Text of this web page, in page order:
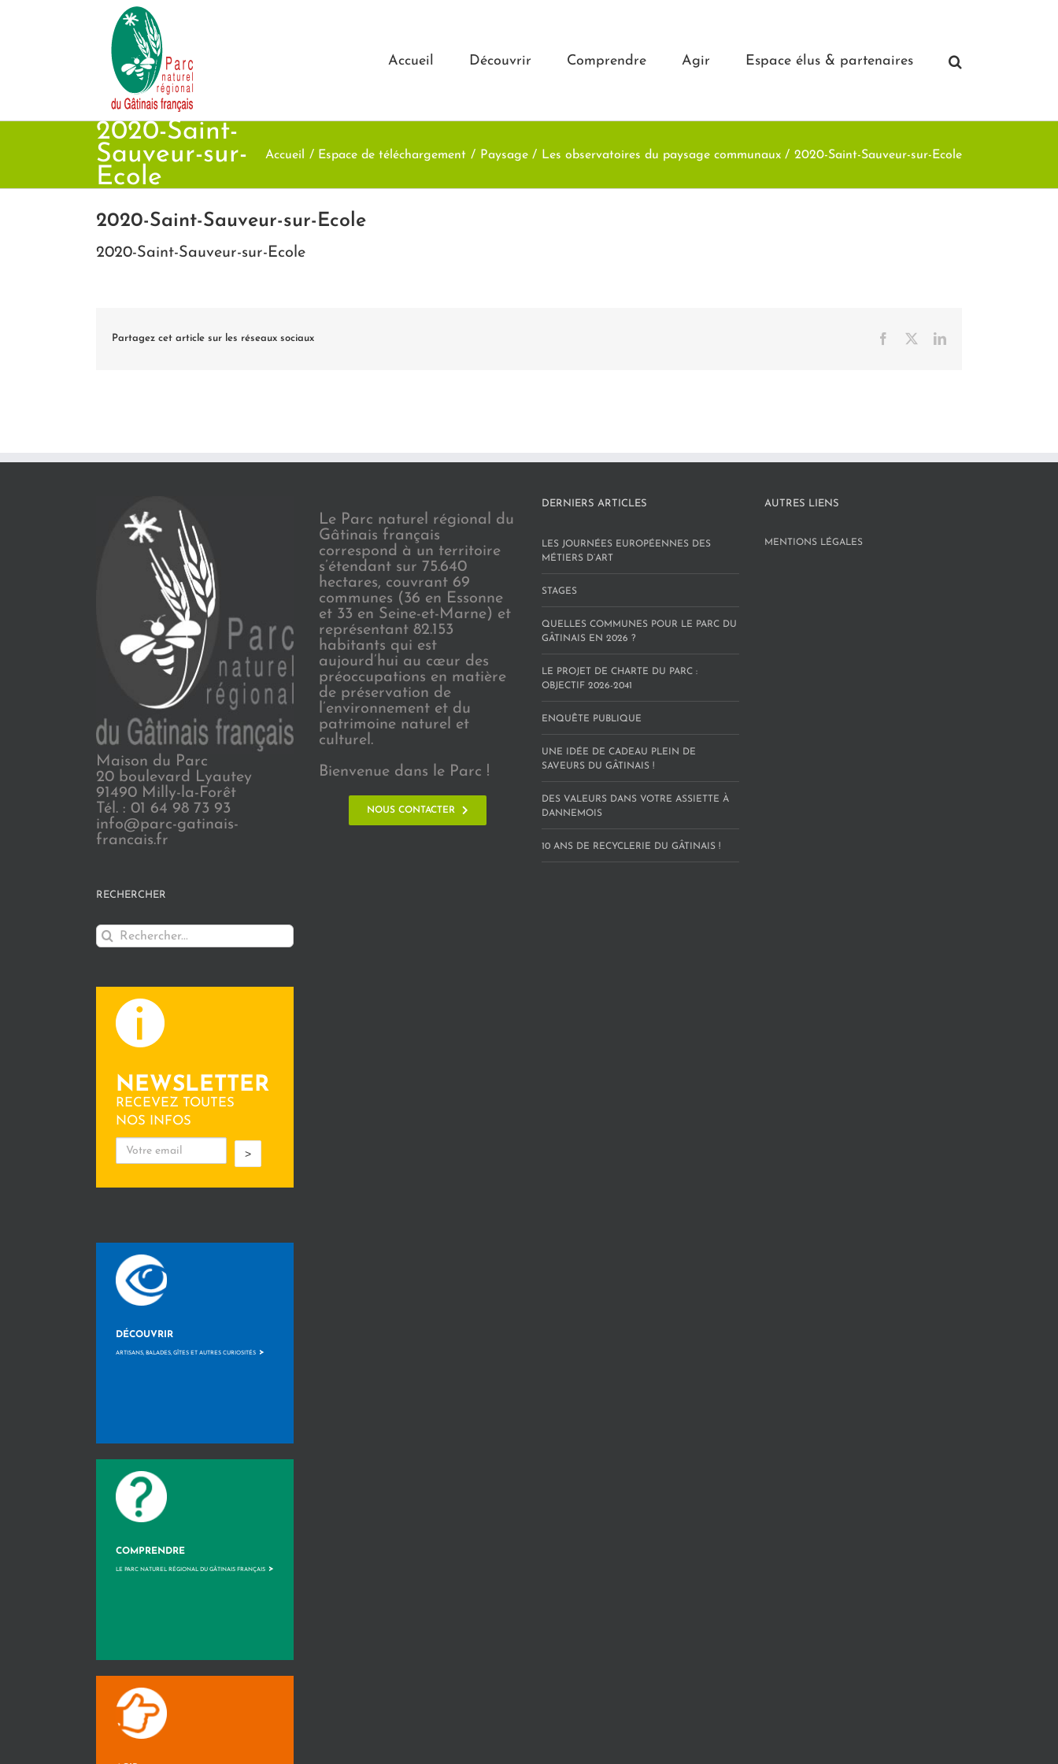
Accueil Découvrir Comprendre Agir Espace élus & partenaires
2020-Saint-
Sauveur-sur-
Ecole
Accueil Espace de téléchargement Paysage Les observatoires du paysage communaux 2020-Saint-Sauveur-sur-Ecole
2020-Saint-Sauveur-sur-Ecole
2020-Saint-Sauveur-sur-Ecole
Partagez cet article sur les réseaux sociaux Facebook LinkedIn
Maison du Parc
20 boulevard Lyautey
91490 Milly-la-Forêt
Tél. : 01 64 98 73 93
info@parc-gatinais-
francais.fr
RECHERCHER
Rechercher:
NEWSLETTER
RECEVEZ TOUTES
NOS INFOS
>
DÉCOUVRIR
ARTISANS, BALADES, GÎTES ET AUTRES CURIOSITÉS >
COMPRENDRE
LE PARC NATUREL RÉGIONAL DU GÂTINAIS FRANÇAIS >
Le Parc naturel régional du
Gâtinais français
correspond à un territoire
s’étendant sur 75.640
hectares, couvrant 69
communes (36 en Essonne
et 33 en Seine-et-Marne) et
représentant 82.153
habitants qui est
aujourd’hui au cœur des
préoccupations en matière
de préservation de
l’environnement et du
patrimoine naturel et
culturel.
Bienvenue dans le Parc !
NOUS CONTACTER
DERNIERS ARTICLES
LES JOURNÉES EUROPÉENNES DES
MÉTIERS D’ART
STAGES
QUELLES COMMUNES POUR LE PARC DU
GÂTINAIS EN 2026 ?
LE PROJET DE CHARTE DU PARC :
OBJECTIF 2026-2041
ENQUÊTE PUBLIQUE
UNE IDÉE DE CADEAU PLEIN DE
SAVEURS DU GÂTINAIS !
DES VALEURS DANS VOTRE ASSIETTE À
DANNEMOIS
10 ANS DE RECYCLERIE DU GÂTINAIS !
AUTRES LIENS
MENTIONS LÉGALES